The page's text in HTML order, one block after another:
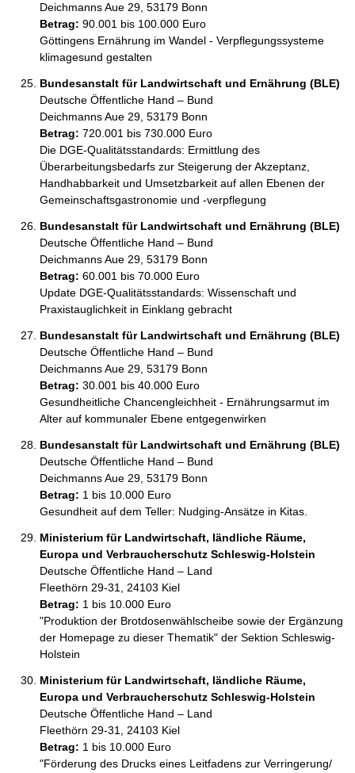
Deichmanns Aue 29, 53179 Bonn
Betrag: 90.001 bis 100.000 Euro
Göttingens Ernährung im Wandel - Verpflegungssysteme
klimagesund gestalten
Bundesanstalt für Landwirtschaft und Ernährung (BLE)
Deutsche Öffentliche Hand – Bund
Deichmanns Aue 29, 53179 Bonn
Betrag: 720.001 bis 730.000 Euro
Die DGE-Qualitätsstandards: Ermittlung des
Überarbeitungsbedarfs zur Steigerung der Akzeptanz,
Handhabbarkeit und Umsetzbarkeit auf allen Ebenen der
Gemeinschaftsgastronomie und -verpflegung
Bundesanstalt für Landwirtschaft und Ernährung (BLE)
Deutsche Öffentliche Hand – Bund
Deichmanns Aue 29, 53179 Bonn
Betrag: 60.001 bis 70.000 Euro
Update DGE-Qualitätsstandards: Wissenschaft und
Praxistauglichkeit in Einklang gebracht
Bundesanstalt für Landwirtschaft und Ernährung (BLE)
Deutsche Öffentliche Hand – Bund
Deichmanns Aue 29, 53179 Bonn
Betrag: 30.001 bis 40.000 Euro
Gesundheitliche Chancengleichheit - Ernährungsarmut im
Alter auf kommunaler Ebene entgegenwirken
Bundesanstalt für Landwirtschaft und Ernährung (BLE)
Deutsche Öffentliche Hand – Bund
Deichmanns Aue 29, 53179 Bonn
Betrag: 1 bis 10.000 Euro
Gesundheit auf dem Teller: Nudging-Ansätze in Kitas.
Ministerium für Landwirtschaft, ländliche Räume,
Europa und Verbraucherschutz Schleswig-Holstein
Deutsche Öffentliche Hand – Land
Fleethörn 29-31, 24103 Kiel
Betrag: 1 bis 10.000 Euro
"Produktion der Brotdosenwählscheibe sowie der Ergänzung
der Homepage zu dieser Thematik" der Sektion Schleswig-
Holstein
Ministerium für Landwirtschaft, ländliche Räume,
Europa und Verbraucherschutz Schleswig-Holstein
Deutsche Öffentliche Hand – Land
Fleethörn 29-31, 24103 Kiel
Betrag: 1 bis 10.000 Euro
"Förderung des Drucks eines Leitfadens zur Verringerung/